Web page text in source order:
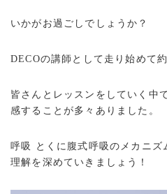
いかがお過ごしでしょうか？
DECOの講師として走り始めて約
皆さんとレッスンをしていく中
感することが多々ありました。
呼吸 とくに腹式呼吸のメカニズ
理解を深めていきましょう！